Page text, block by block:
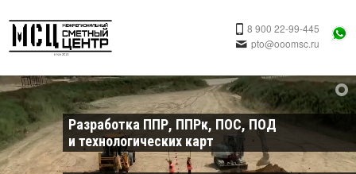
8 900 22-99-445
pto@ooomsc.ru
Разработка ППР, ППРк, ПОС, ПОД
и технологических карт